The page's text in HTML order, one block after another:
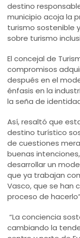
destino
municipio acoja la
turismo sostenible
sobre turismo
El concejal de
compromisos
después en el
énfasis en la
la seña de
Así, resaltó que
destino turístico
de cuestiones
buenas
desarrollar un
que ya trabajan
Vasco, que se han
proceso de
“La conciencia
cambiando la